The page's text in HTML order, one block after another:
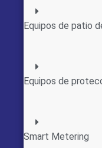
Equipos de patio
Equipos de
Smart Metering